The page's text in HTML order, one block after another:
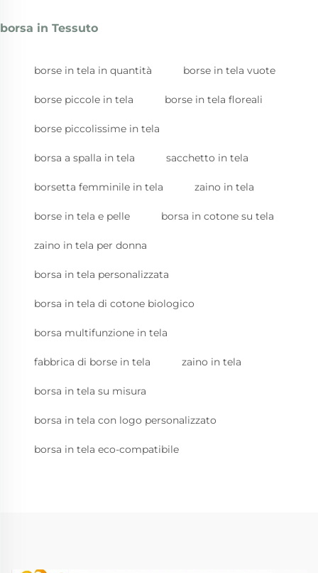
borsa in Tessuto
borse in tela in quantità borse in tela vuote
borse piccole in tela borse in tela floreali
borse piccolissime in tela
borsa a spalla in tela sacchetto in tela
borsetta femminile in tela zaino in tela
borse in tela e pelle borsa in cotone su tela
zaino in tela per donna
borsa in tela personalizzata
borsa in tela di cotone biologico
borsa multifunzione in tela
fabbrica di borse in tela zaino in tela
borsa in tela su misura
borsa in tela con logo personalizzato
borsa in tela eco-compatibile